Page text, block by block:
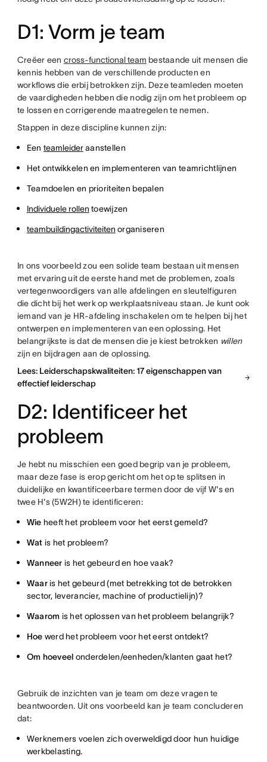
D1: Vorm je team
Creëer een cross-functional team bestaande uit mensen die
kennis hebben van de verschillende producten en
workflows die erbij betrokken zijn. Deze teamleden moeten
de vaardigheden hebben die nodig zijn om het probleem op
te lossen en corrigerende maatregelen te nemen.
Stappen in deze discipline kunnen zijn:
Een teamleideraanstellen
Het ontwikkelen en implementeren van teamrichtlijnen
Teamdoelen en prioriteiten bepalen
Individuele rollen toewijzen
teambuildingactiviteiten organiseren
In ons voorbeeld zou een solide team bestaan uit mensen
met ervaring uit de eerste hand met de problemen, zoals
vertegenwoordigers van alle afdelingen en sleutelfiguren
die dicht bij het werk op werkplaatsniveau staan. Je kunt ook
iemand van je HR-afdeling inschakelen om te helpen bij het
ontwerpen en implementeren van een oplossing. Het
belangrijkste is dat de mensen die je kiest betrokken willen
zijn en bijdragen aan de oplossing.
Lees: Leiderschapskwaliteiten: 17 eigenschappen van
effectief leiderschap
D2: Identificeer het
probleem
Je hebt nu misschien een goed begrip van je probleem,
maar deze fase is erop gericht om het op te splitsen in
duidelijke en kwantificeerbare termen door de vijf W's en
twee H's (5W2H) te identificeren:
Wie heeft het probleem voor het eerst gemeld?
Wat is het probleem?
Wanneer is het gebeurd en hoe vaak?
Waaris het gebeurd (met betrekking tot de betrokken
sector, leverancier, machine of productielijn)?
Waarom is het oplossen van het probleem belangrijk?
Hoe werd het probleem voor het eerst ontdekt?
Om hoeveel onderdelen/eenheden/klanten gaat het?
Gebruik de inzichten van je team om deze vragen te
beantwoorden. Uit ons voorbeeld kan je team concluderen
dat:
Werknemers voelen zich overweldigd door hun huidige
werkbelasting.